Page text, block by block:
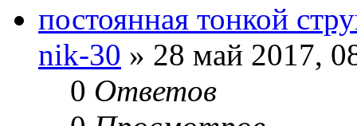
постоянная тонкой
nik-30 » 28 май 2017,
0 Ответов